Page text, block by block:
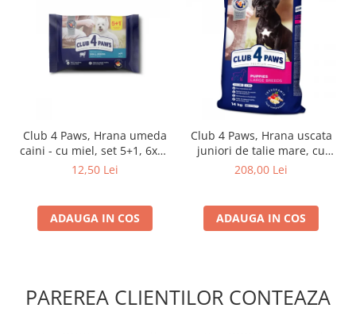
Club 4 Paws, Hrana umeda
caini - cu miel, set 5+1, 6x80
g
12,50 Lei
ADAUGA IN COS
Club 4 Paws, Hrana uscata
juniori de talie mare, cu
pui, 14kg
208,00 Lei
ADAUGA IN COS
PAREREA CLIENTILOR CONTEAZA